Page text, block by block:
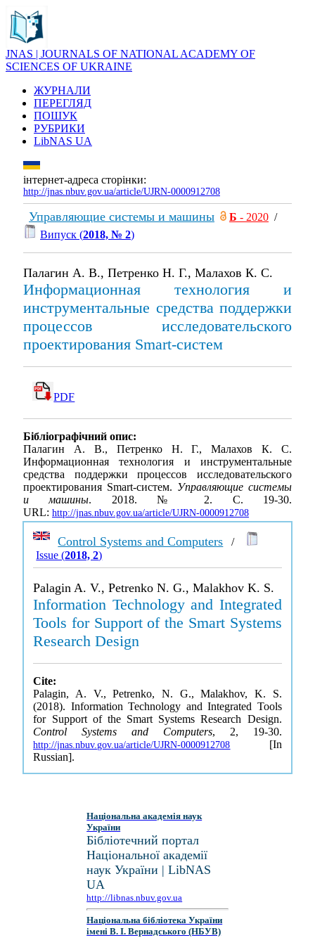
JNAS | JOURNALS OF NATIONAL ACADEMY OF
SCIENCES OF UKRAINE
ЖУРНАЛИ
ПЕРЕГЛЯД
ПОШУК
РУБРИКИ
LibNAS UA
інтернет-адреса сторінки:
http://jnas.nbuv.gov.ua/article/UJRN-0000912708
Управляющие системы и машины Б - 2020 /
Випуск (2018, № 2)
Палагин А. В., Петренко Н. Г., Малахов К. С.
Информационная технология и
инструментальные средства поддержки
процессов исследовательского
проектирования Smart-систем
PDF
Бібліографічний опис:
Палагин А. В., Петренко Н. Г., Малахов К. С.
Информационная технология и инструментальные
средства поддержки процессов исследовательского
проектирования Smart-систем. Управляющие системы
и машины. 2018. № 2. С. 19-30.
URL: http://jnas.nbuv.gov.ua/article/UJRN-0000912708
Control Systems and Computers /
Issue (2018, 2)
Palagin A. V., Petrenko N. G., Malakhov K. S.
Information Technology and Integrated
Tools for Support of the Smart Systems
Research Design
Cite:
Palagin, A. V., Petrenko, N. G., Malakhov, K. S.
(2018). Information Technology and Integrated Tools
for Support of the Smart Systems Research Design.
Control Systems and Computers, 2, 19-30.
http://jnas.nbuv.gov.ua/article/UJRN-0000912708 [In
Russian].
Національна академія наук
України
Бібліотечний портал
Національної академії
наук України | LibNAS
UA
http://libnas.nbuv.gov.ua
Національна бібліотека України
імені В. І. Вернадського (НБУВ)